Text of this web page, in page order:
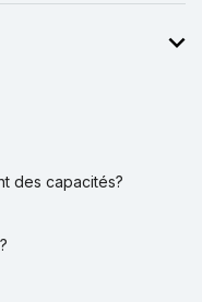
des capacités?